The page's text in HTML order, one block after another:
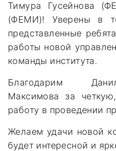
Тимура Гусейнова
(ФЕМИ)! Уверены в
представленные
работы новой
команды института.
Благодарим
Максимова за
работу в проведении
Желаем удачи новой
будет интересной и